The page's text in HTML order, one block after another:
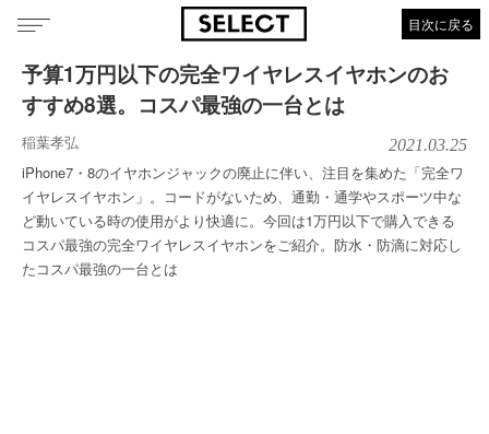
目次に戻る
予算1万円以下の完全ワイヤレスイヤホンのお
すすめ8選。コスパ最強の一台とは
稲葉孝弘 2021.03.25
iPhone7・8のイヤホンジャックの廃止に伴い、注目を集めた「完全ワ
イヤレスイヤホン」。コードがないため、通勤・通学やスポーツ中な
ど動いている時の使用がより快適に。今回は1万円以下で購入できる
コスパ最強の完全ワイヤレスイヤホンをご紹介。防水・防滴に対応し
たコスパ最強の一台とは